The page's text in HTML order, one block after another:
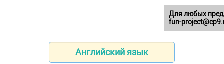
Английский язык
Для любых
fun-